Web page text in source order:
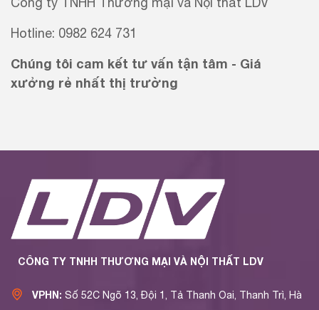
Hotline: 0982 624 731
Chúng tôi cam kết tư vấn tận tâm - Giá
xưởng rẻ nhất thị trường
CÔNG TY TNHH THƯƠNG MẠI VÀ NỘI THẤT LDV
VPHN: Số 52C Ngõ 13, Đội 1, Tả Thanh Oai, Thanh Trì, Hà